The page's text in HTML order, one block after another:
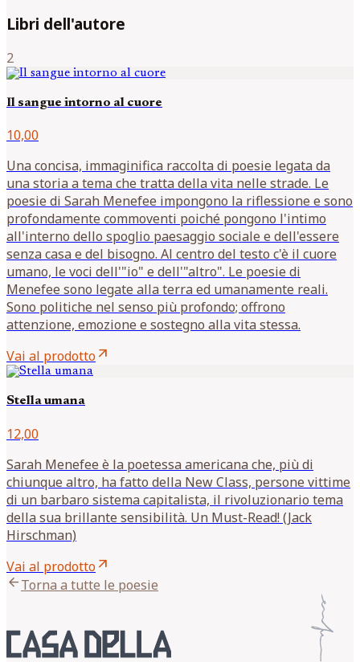
Libri dell'autore
2
Il sangue intorno al cuore
10,00
Una concisa, immaginifica raccolta di poesie legata da
una storia a tema che tratta della vita nelle strade. Le
poesie di Sarah Menefee impongono la riflessione e sono
profondamente commoventi poiché pongono l'intimo
all'interno dello spoglio paesaggio sociale e dell'essere
senza casa e del bisogno. Al centro del testo c'è il cuore
umano, le voci dell'"io" e dell'"altro". Le poesie di
Menefee sono legate alla terra ed umanamente reali.
Sono politiche nel senso più profondo; offrono
attenzione, emozione e sostegno alla vita stessa.
Vai al prodottoarrow_outward
Stella umana
12,00
Sarah Menefee è la poetessa americana che, più di
chiunque altro, ha fatto della New Class, persone vittime
di un barbaro sistema capitalista, il rivoluzionario tema
della sua brillante sensibilità. Un Must-Read! (Jack
Hirschman)
Vai al prodottoarrow_outward
arrow_backTorna a tutte le poesie